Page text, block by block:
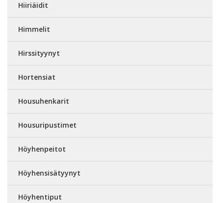
Hiiriäidit
Himmelit
Hirssityynyt
Hortensiat
Housuhenkarit
Housuripustimet
Höyhenpeitot
Höyhensisätyynyt
Höyhentiput